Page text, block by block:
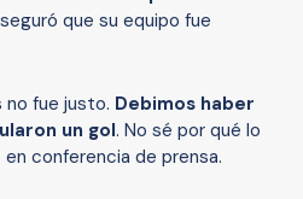
que su equipo fue
fue justo. Debimos haber
un gol. No sé por qué lo
conferencia de prensa.